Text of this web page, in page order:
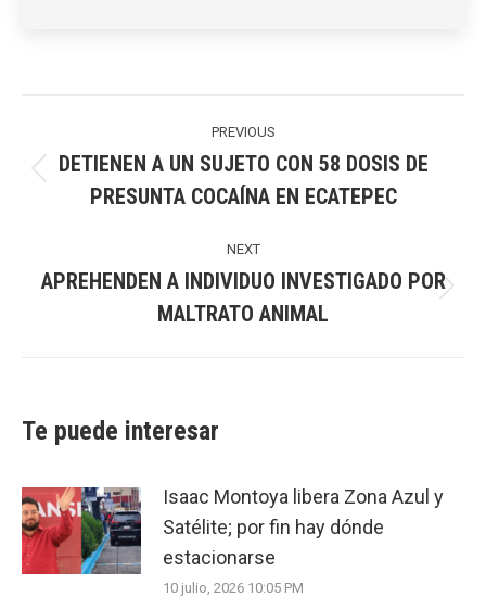
PREVIOUS
Previous
post:
DETIENEN A UN SUJETO CON 58 DOSIS DE
PRESUNTA COCAÍNA EN ECATEPEC
NEXT
post:
APREHENDEN A INDIVIDUO INVESTIGADO POR
MALTRATO ANIMAL
Te puede interesar
Isaac Montoya libera Zona Azul y
Satélite; por fin hay dónde
estacionarse
10 julio, 2026 10:05 PM